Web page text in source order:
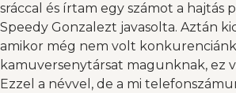
sráccal és írtam egy számot a hajtás
Speedy Gonzalezt javasolta. Aztán
amikor még nem volt
kamuversenytársat magunknak, ez
Ezzel a névvel, de a mi